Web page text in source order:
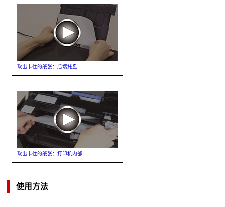
取出卡住的纸张：后端托盘
取出卡住的纸张：打印机内部
使用方法